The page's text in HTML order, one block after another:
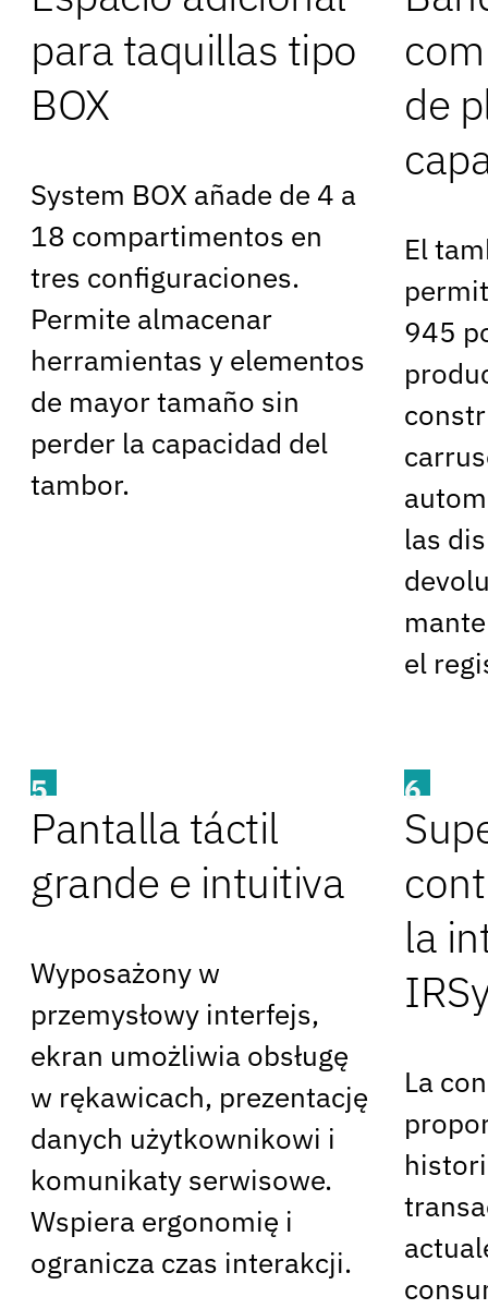
para taquillas tipo
BOX
System BOX añade de 4 a
18 compartimentos en
tres configuraciones.
Permite almacenar
herramientas y elementos
de mayor tamaño sin
perder la capacidad del
tambor.
de
El
945
las
el
5
Pantalla táctil
grande e intuitiva
Wyposażony w
przemysłowy interfejs,
ekran umożliwia obsługę
w rękawicach, prezentację
danych użytkownikowi i
komunikaty serwisowe.
Wspiera ergonomię i
ogranicza czas interakcji.
6
la
La